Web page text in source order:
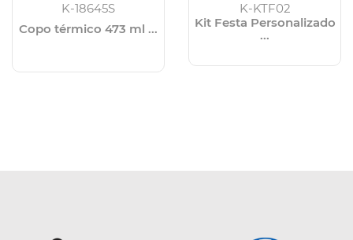
K-18645S
Copo térmico 473 ml ...
K-KTF02
Kit Festa Personalizado
...